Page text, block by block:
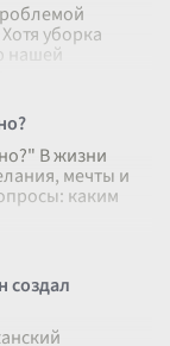
уборка
нашей
В жизни
мечты и
каким
создал